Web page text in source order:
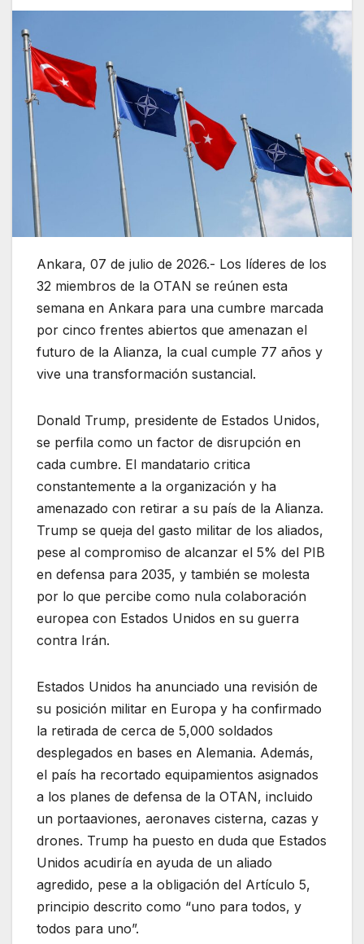
Ankara, 07 de julio de 2026.- Los líderes de los
32 miembros de la OTAN se reúnen esta
semana en Ankara para una cumbre marcada
por cinco frentes abiertos que amenazan el
futuro de la Alianza, la cual cumple 77 años y
vive una transformación sustancial.
Donald Trump, presidente de Estados Unidos,
se perfila como un factor de disrupción en
cada cumbre. El mandatario critica
constantemente a la organización y ha
amenazado con retirar a su país de la Alianza.
Trump se queja del gasto militar de los aliados,
pese al compromiso de alcanzar el 5% del PIB
en defensa para 2035, y también se molesta
por lo que percibe como nula colaboración
europea con Estados Unidos en su guerra
contra Irán.
Estados Unidos ha anunciado una revisión de
su posición militar en Europa y ha confirmado
la retirada de cerca de 5,000 soldados
desplegados en bases en Alemania. Además,
el país ha recortado equipamientos asignados
a los planes de defensa de la OTAN, incluido
un portaaviones, aeronaves cisterna, cazas y
drones. Trump ha puesto en duda que Estados
Unidos acudiría en ayuda de un aliado
agredido, pese a la obligación del Artículo 5,
principio descrito como “uno para todos, y
todos para uno”.